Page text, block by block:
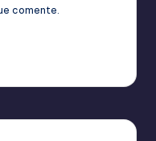
comente.